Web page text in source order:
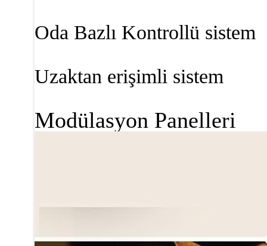
Oda Bazlı Kontrollü sistem
Uzaktan erişimli sistem
Modülasyon Panelleri